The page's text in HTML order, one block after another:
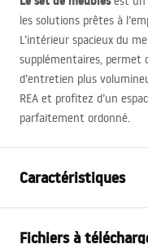
les solutions prêtes à
L’intérieur spacieux du
supplémentaires, permet
d’entretien plus
REA et profitez d’un
parfaitement ordonné.
Caractéristiques
Fichiers à